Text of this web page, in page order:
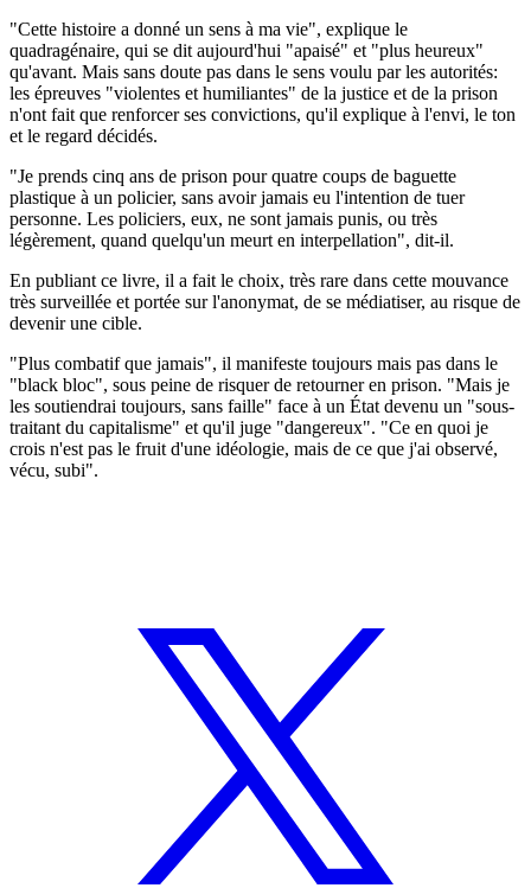
"Cette histoire a donné un sens à ma vie", explique le
quadragénaire, qui se dit aujourd'hui "apaisé" et "plus heureux"
qu'avant. Mais sans doute pas dans le sens voulu par les autorités:
les épreuves "violentes et humiliantes" de la justice et de la prison
n'ont fait que renforcer ses convictions, qu'il explique à l'envi, le ton
et le regard décidés.
"Je prends cinq ans de prison pour quatre coups de baguette
plastique à un policier, sans avoir jamais eu l'intention de tuer
personne. Les policiers, eux, ne sont jamais punis, ou très
légèrement, quand quelqu'un meurt en interpellation", dit-il.
En publiant ce livre, il a fait le choix, très rare dans cette mouvance
très surveillée et portée sur l'anonymat, de se médiatiser, au risque de
devenir une cible.
"Plus combatif que jamais", il manifeste toujours mais pas dans le
"black bloc", sous peine de risquer de retourner en prison. "Mais je
les soutiendrai toujours, sans faille" face à un État devenu un "sous-
traitant du capitalisme" et qu'il juge "dangereux". "Ce en quoi je
crois n'est pas le fruit d'une idéologie, mais de ce que j'ai observé,
vécu, subi".